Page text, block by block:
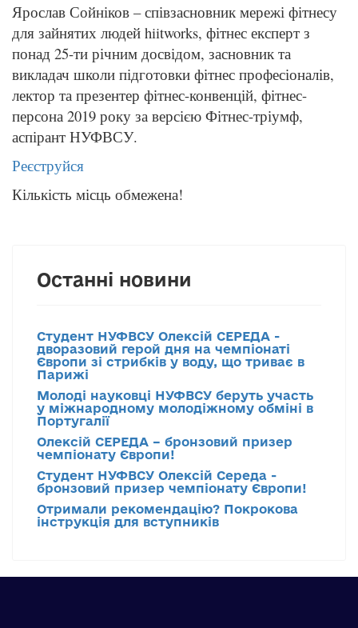
Ярослав Сойніков – співзасновник мережі фітнесу
для зайнятих людей hiitworks, фітнес експерт з
понад 25-ти річним досвідом, засновник та
викладач школи підготовки фітнес професіоналів,
лектор та презентер фітнес-конвенцій, фітнес-
персона 2019 року за версією Фітнес-тріумф,
аспірант НУФВСУ.
Реєструйся
Кількість місць обмежена!
Останні новини
Студент НУФВСУ Олексій СЕРЕДА -
дворазовий герой дня на чемпіонаті
Європи зі стрибків у воду, що триває в
Парижі
Молоді науковці НУФВСУ беруть участь
у міжнародному молодіжному обміні в
Португалії
Олексій СЕРЕДА – бронзовий призер
чемпіонату Європи!
Студент НУФВСУ Олексій Середа -
бронзовий призер чемпіонату Європи!
Отримали рекомендацію? Покрокова
інструкція для вступників